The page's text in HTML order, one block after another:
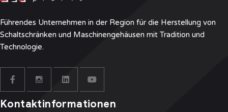
Führendes Unternehmen in der Region für die Herstellung von
Schaltschränken und Maschinengehäusen mit Tradition und
Technologie.
Kontaktinformationen